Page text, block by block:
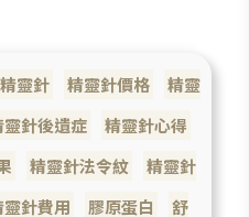
精靈針 精靈針價格
精靈
靈針後遺症
精靈針心得
精靈針法令紋
精靈針
靈針費用 膠原蛋白
舒